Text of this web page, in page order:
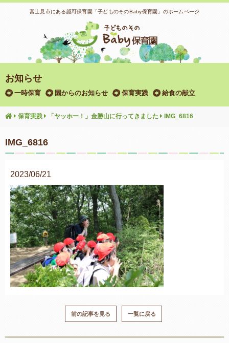
富士見市にある認可保育園「子どものそのBaby保育園」のホームページ
お知らせ
一時保育 園からのお知らせ 保育実践 給食の献立
保育実践 「ヤッホー！」金勝山に行ってきました IMG_6816
IMG_6816
2023/06/21
前の記事を見る 一覧に戻る